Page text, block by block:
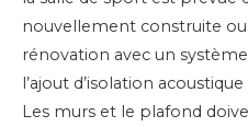
nouvellement construite ou
rénovation avec un
l’ajout d’isolation
Les murs et le plafond